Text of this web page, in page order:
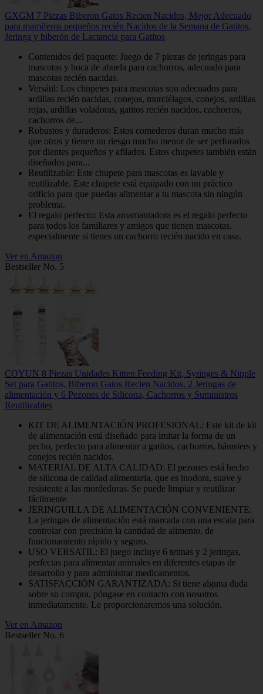
GXGM 7 Piezas Biberon Gatos Recien Nacidos, Mejor Adecuado
para mamíferos pequeños recién Nacidos de la Semana de Gatitos,
Jeringa y biberón de Lactancia para Gatitos
Contenidos del paquete: Juego de 7 piezas de jeringas para
mascotas y boca de abuela para cachorros, adecuado para
mascotas recién nacidas.
Versátil: Los chupetes para mascotas son adecuados para
ardillas recién nacidas, conejos, murciélagos, conejos, ardillas
rojas, ardillas voladoras, gatitos recién nacidos, cachorros,
cachorros de...
Robustos y duraderos: Estos comederos duran mucho más
que otros y tienen un riesgo mucho menor de ser perforados
por dientes pequeños y afilados. Estos chupetes también están
diseñados para...
Reutilizable: Este chupete para mascotas es lavable y
reutilizable. Este chupete está equipado con un práctico
orificio para que puedas alimentar a tu mascota sin ningún
problema.
El regalo perfecto: Esta amamantadora es el regalo perfecto
para todos los familiares y amigos que tienen mascotas,
especialmente si tienes un cachorro recién nacido en casa.
Ver en Amazon
Bestseller No. 5
COYUN 8 Piezas Unidades Kitten Feeding Kit, Syringes & Nipple
Set para Gatitos, Biberon Gatos Recien Nacidos, 2 Jeringas de
alimentación y 6 Pezones de Silicona, Cachorros y Suministros
Reutilizables
KIT DE ALIMENTACIÓN PROFESIONAL: Este kit de kit
de alimentación está diseñado para imitar la forma de un
pecho, perfecto para alimentar a gatitos, cachorros, hámsters y
conejos recién nacidos.
MATERIAL DE ALTA CALIDAD: El pezones está hecho
de silicona de calidad alimentaria, que es inodora, suave y
resistente a las mordeduras. Se puede limpiar y reutilizar
fácilmente.
JERINGUILLA DE ALIMENTACIÓN CONVENIENTE:
La jeringas de alimentación está marcada con una escala para
controlar con precisión la cantidad de alimento, de
funcionamiento rápido y seguro.
USO VERSATIL: El juego incluye 6 tetinas y 2 jeringas,
perfectas para alimentar animales en diferentes etapas de
desarrollo y para administrar medicamentos.
SATISFACCIÓN GARANTIZADA: Si tiene alguna duda
sobre su compra, póngase en contacto con nosotros
inmediatamente. Le proporcionaremos una solución.
Ver en Amazon
Bestseller No. 6